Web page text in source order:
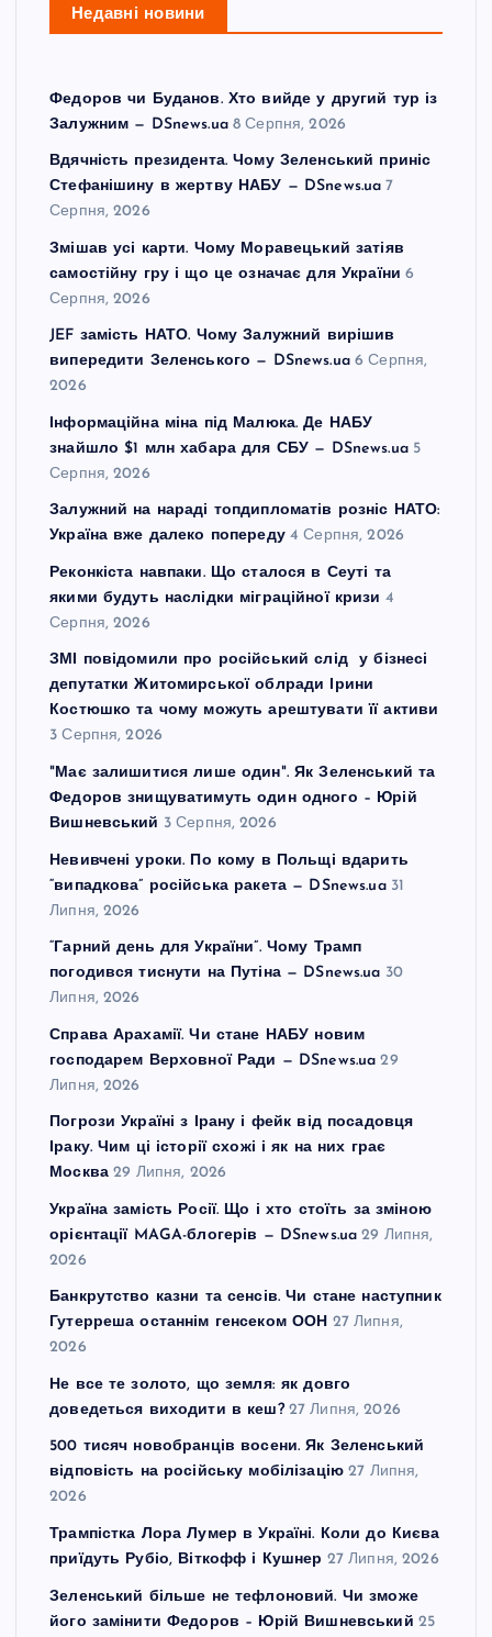
Недавні новини
Федоров чи Буданов. Хто вийде у другий тур із
Залужним — DSnews.ua 8 Серпня, 2026
Вдячність президента. Чому Зеленський приніс
Стефанішину в жертву НАБУ — DSnews.ua 7
Серпня, 2026
Змішав усі карти. Чому Моравецький затіяв
самостійну гру і що це означає для України 6
Серпня, 2026
JEF замість НАТО. Чому Залужний вирішив
випередити Зеленського — DSnews.ua 6 Серпня,
2026
Інформаційна міна під Малюка. Де НАБУ
знайшло $1 млн хабара для СБУ — DSnews.ua 5
Серпня, 2026
Залужний на нараді топдипломатів розніс НАТО:
Україна вже далеко попереду 4 Серпня, 2026
Реконкіста навпаки. Що сталося в Сеуті та
якими будуть наслідки міграційної кризи 4
Серпня, 2026
ЗМІ повідомили про російський слід у бізнесі
депутатки Житомирської облради Ірини
Костюшко та чому можуть арештувати її активи
3 Серпня, 2026
"Має залишитися лише один". Як Зеленський та
Федоров знищуватимуть один одного – Юрій
Вишневський 3 Серпня, 2026
Невивчені уроки. По кому в Польщі вдарить
“випадкова” російська ракета — DSnews.ua 31
Липня, 2026
“Гарний день для України”. Чому Трамп
погодився тиснути на Путіна — DSnews.ua 30
Липня, 2026
Справа Арахамії. Чи стане НАБУ новим
господарем Верховної Ради — DSnews.ua 29
Липня, 2026
Погрози Україні з Ірану і фейк від посадовця
Іраку. Чим ці історії схожі і як на них грає
Москва 29 Липня, 2026
Україна замість Росії. Що і хто стоїть за зміною
орієнтації MAGA-блогерів — DSnews.ua 29 Липня,
2026
Банкрутство казни та сенсів. Чи стане наступник
Гутерреша останнім генсеком ООН 27 Липня,
2026
Не все те золото, що земля: як довго
доведеться виходити в кеш? 27 Липня, 2026
500 тисяч новобранців восени. Як Зеленський
відповість на російську мобілізацію 27 Липня,
2026
Трампістка Лора Лумер в Україні. Коли до Києва
приїдуть Рубіо, Віткофф і Кушнер 27 Липня, 2026
Зеленський більше не тефлоновий. Чи зможе
його замінити Федоров – Юрій Вишневський 25